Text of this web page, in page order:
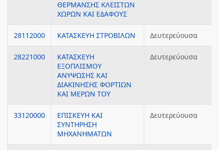
ΘΕΡΜΑΝΣΗΣ ΚΛΕΙΣΤΩΝ
ΧΩΡΩΝ ΚΑΙ ΕΔΑΦΟΥΣ
28112000 ΚΑΤΑΣΚΕΥΗ ΣΤΡΟΒΙΛΩΝ Δευτερεύουσα
28221000
ΚΑΤΑΣΚΕΥΗ
ΕΞΟΠΛΙΣΜΟΥ
ΑΝΥΨΩΣΗΣ ΚΑΙ
ΔΙΑΚΙΝΗΣΗΣ ΦΟΡΤΙΩΝ
ΚΑΙ ΜΕΡΩΝ ΤΟΥ
Δευτερεύουσα
33120000
ΕΠΙΣΚΕΥΗ ΚΑΙ
ΣΥΝΤΗΡΗΣΗ
ΜΗΧΑΝΗΜΑΤΩΝ
Δευτερεύουσα